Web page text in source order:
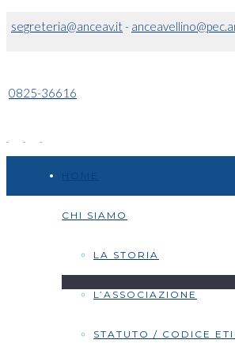
segreteria@anceav.it-
0825-36616
CHI SIAMO
LA STORIA
L’ASSOCIAZIONE
STATUTO / CODICE